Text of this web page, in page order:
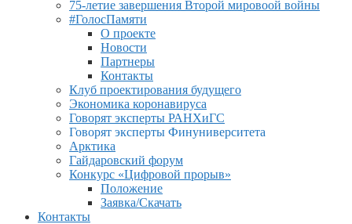
75-летие завершения Второй мировоой войны
#ГолосПамяти
О проекте
Новости
Партнеры
Контакты
Клуб проектирования будущего
Экономика коронавируса
Говорят эксперты РАНХиГС
Говорят эксперты Финуниверситета
Арктика
Гайдаровский форум
Конкурс «Цифровой прорыв»
Положение
Заявка/Скачать
Контакты